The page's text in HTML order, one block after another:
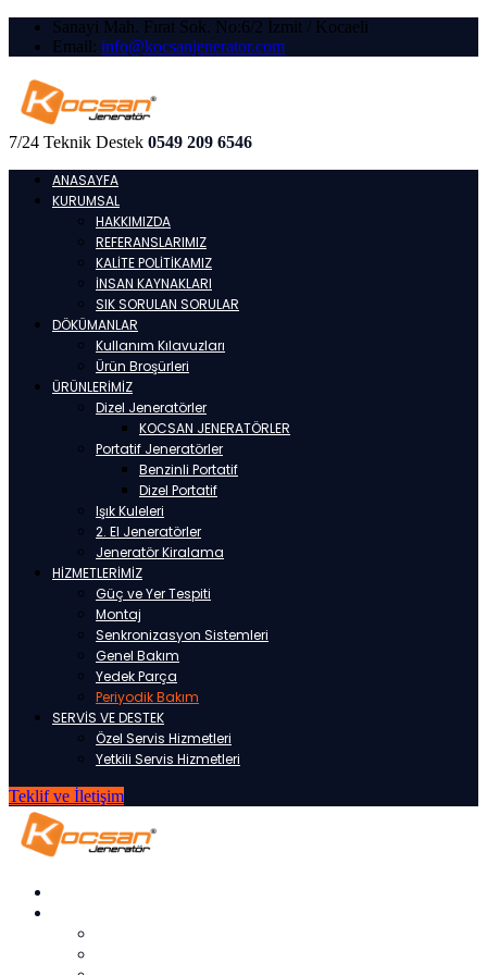
Sanayi Mah. Fırat Sok. No:6/2 İzmit / Kocaeli
Email: info@kocsanjenerator.com
7/24 Teknik Destek 0549 209 6546
ANASAYFA
KURUMSAL
HAKKIMIZDA
REFERANSLARIMIZ
KALİTE POLİTİKAMIZ
İNSAN KAYNAKLARI
SIK SORULAN SORULAR
DÖKÜMANLAR
Kullanım Kılavuzları
Ürün Broşürleri
ÜRÜNLERİMİZ
Dizel Jeneratörler
KOCSAN JENERATÖRLER
Portatif Jeneratörler
Benzinli Portatif
Dizel Portatif
Işık Kuleleri
2. El Jeneratörler
Jeneratör Kiralama
HİZMETLERİMİZ
Güç ve Yer Tespiti
Montaj
Senkronizasyon Sistemleri
Genel Bakım
Yedek Parça
Periyodik Bakım
SERVİS VE DESTEK
Özel Servis Hizmetleri
Yetkili Servis Hizmetleri
Teklif ve İletişim